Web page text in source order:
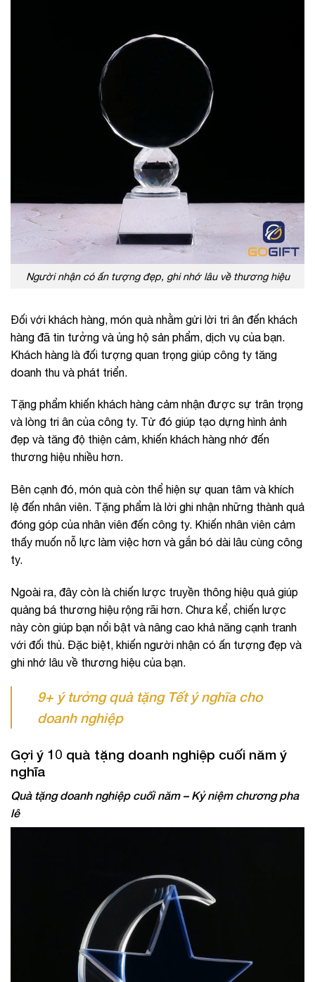
Người nhận có ấn tượng đẹp, ghi nhớ lâu về thương hiệu
Đối với khách hàng, món quà nhằm gửi lời tri ân đến khách
hàng đã tin tưởng và ủng hộ sản phẩm, dịch vụ của bạn.
Khách hàng là đối tượng quan trọng giúp công ty tăng
doanh thu và phát triển.
Tặng phẩm khiến khách hàng cảm nhận được sự trân trọng
và lòng tri ân của công ty. Từ đó giúp tạo dựng hình ảnh
đẹp và tăng độ thiện cảm, khiến khách hàng nhớ đến
thương hiệu nhiều hơn.
Bên cạnh đó, món quà còn thể hiện sự quan tâm và khích
lệ đến nhân viên. Tặng phẩm là lời ghi nhận những thành quả
đóng góp của nhân viên đến công ty. Khiến nhân viên cảm
thấy muốn nỗ lực làm việc hơn và gắn bó dài lâu cùng công
ty.
Ngoài ra, đây còn là chiến lược truyền thông hiệu quả giúp
quảng bá thương hiệu rộng rãi hơn. Chưa kể, chiến lược
này còn giúp bạn nổi bật và nâng cao khả năng cạnh tranh
với đối thủ. Đặc biệt, khiến người nhận có ấn tượng đẹp và
ghi nhớ lâu về thương hiệu của bạn.
9+ ý tưởng quà tặng Tết ý nghĩa cho
doanh nghiệp
Gợi ý 10 quà tặng doanh nghiệp cuối năm ý
nghĩa
Quà tặng doanh nghiệp cuối năm – Kỷ niệm chương pha
lê